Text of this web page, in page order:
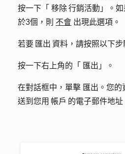
按一下「 移除 行銷活動 」。
於3個，則 不會 出現此選項。
若要 匯出 資料，請按照以下步
按一下右上角的「 匯出 」。
在對話框中，單擊 匯出 。您
送到您用 帳戶 的電子郵件地址